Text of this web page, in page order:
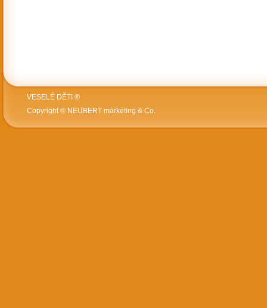
VESELÉ DĚTI ®
Copyright © NEUBERT marketing & Co.